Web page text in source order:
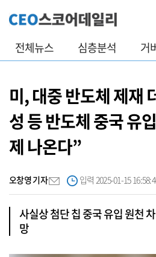
전체뉴스 심층분석 거
미, 대중 반도체 제재
성 등 반도체 중국 유
제 나온다”
오창영 기자 입력 2025-01-15
사실상 첨단 칩 중국 유입 원천
망